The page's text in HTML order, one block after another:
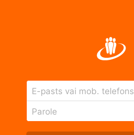
E-pasts vai mob. telefons
Parole